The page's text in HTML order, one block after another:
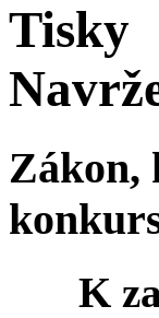
Tisky
Zákon,
K